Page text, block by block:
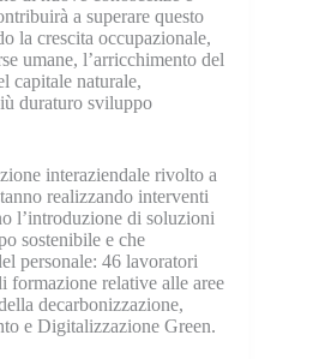
a superare questo
la crescita occupazionale,
umane, l’arricchimento del
capitale naturale,
duraturo sviluppo
interaziendale rivolto a
realizzando interventi
l’introduzione di soluzioni
sostenibile e che
personale: 46 lavoratori
formazione relative alle aree
decarbonizzazione,
e Digitalizzazione Green.